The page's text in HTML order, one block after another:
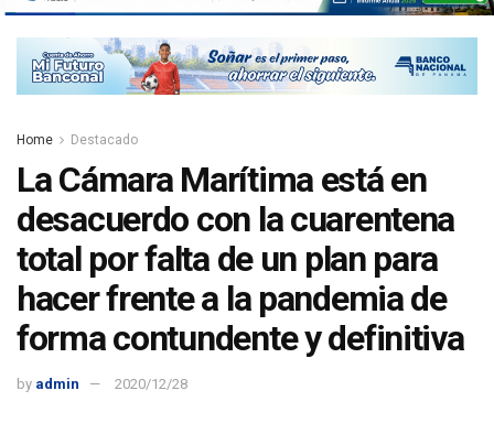
Home Destacado
La Cámara Marítima está en
desacuerdo con la cuarentena
total por falta de un plan para
hacer frente a la pandemia de
forma contundente y definitiva
by admin 2020/12/28